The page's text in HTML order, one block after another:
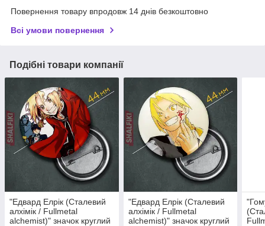
Повернення товару впродовж 14 днів безкоштовно
Всі умови повернення
Подібні товари компанії
"Едвард Елрік (Сталевий
алхімік / Fullmetal
alchemist)" значок круглий
"Едвард Елрік (Сталевий
алхімік / Fullmetal
alchemist)" значок круглий